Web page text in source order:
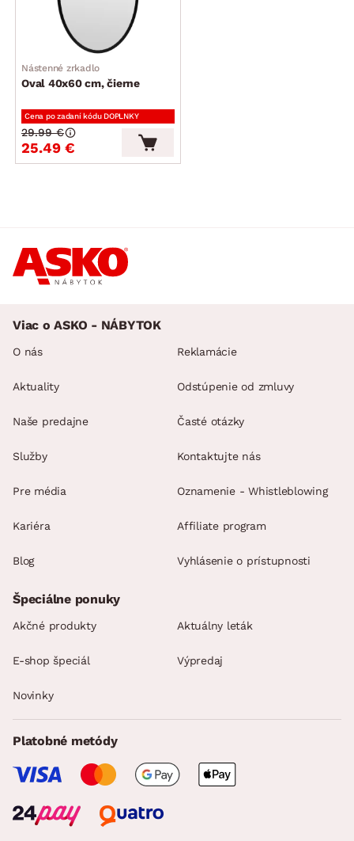
Nástenné zrkadlo
Oval 40x60 cm, čierne
Cena po zadaní kódu DOPLNKY
25.49 €
29.99 €
Viac o ASKO - NÁBYTOK
O nás
Aktuality
Naše predajne
Služby
Pre média
Kariéra
Blog
Reklamácie
Odstúpenie od zmluvy
Časté otázky
Kontaktujte nás
Oznamenie - Whistleblowing
Affiliate program
Vyhlásenie o prístupnosti
Špeciálne ponuky
Akčné produkty Aktuálny leták
E-shop špeciál Výpredaj
Novinky
Platobné metódy